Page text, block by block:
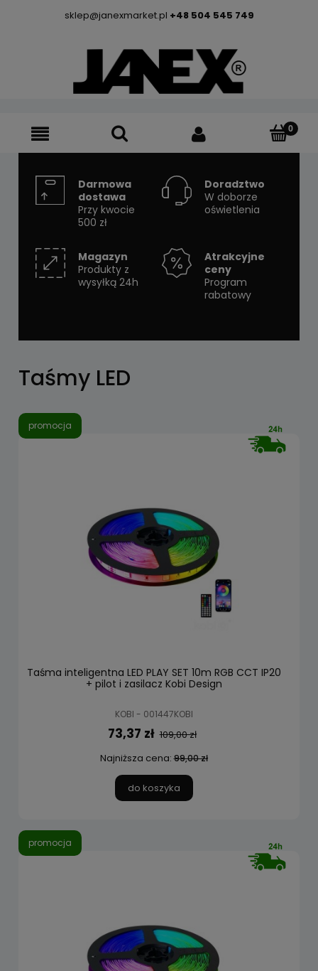
sklep@janexmarket.pl +48 504 545 749
Darmowa
dostawa
Przy kwocie
500 zł
Doradztwo
W doborze
oświetlenia
Magazyn
Produkty z
wysyłką 24h
Atrakcyjne
ceny
Program
rabatowy
Taśmy LED
Taśma inteligentna LED PLAY SET 10m RGB CCT IP20
+ pilot i zasilacz Kobi Design
KOBI - 001447KOBI
73,37 zł 109,00 zł
Najniższa cena:99,00 zł
do koszyka
promocja
promocja